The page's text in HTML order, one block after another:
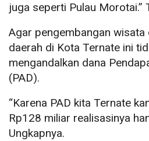
juga seperti Pulau Morotai.”
Agar pengembangan wisata
daerah di Kota Ternate ini
mengandalkan dana
(PAD).
“Karena PAD kita Ternate
Rp128 miliar realisasinya
Ungkapnya.